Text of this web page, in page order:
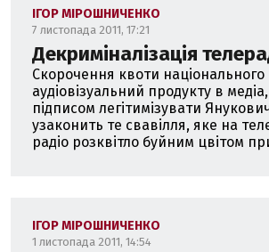
ІГОР МІРОШНИЧЕНКО
7 листопада 2011, 17:21
Декриміналізація
Скорочення квоти національного
аудіовізуальний продукту в
підписом легітимізувати
узаконить те свавілля, яке на
радіо розквітло буйним цвітом
ІГОР МІРОШНИЧЕНКО
1 листопада 2011, 14:54